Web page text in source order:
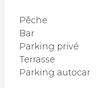
Pêche
Bar
Parking privé
Terrasse
Parking autocar